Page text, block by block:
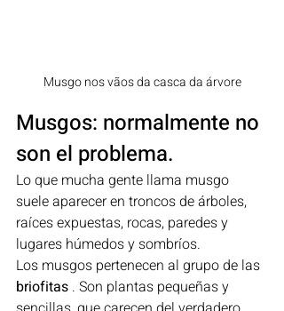
Musgo nos vãos da casca da árvore
Musgos: normalmente no
son el problema.
Lo que mucha gente llama musgo
suele aparecer en troncos de árboles,
raíces expuestas, rocas, paredes y
lugares húmedos y sombríos.
Los musgos pertenecen al grupo de las
briofitas . Son plantas pequeñas y